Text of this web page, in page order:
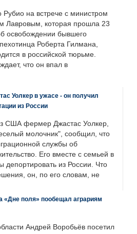
на встрече с министром
Лавровым, которая прошла 23
освобождении бывшего
Роберта Гилмана,
в российской тюрьме.
что он впал в
Уолкер в ужасе - он получил
из России
США фермер Джастас Уолкер,
молочник", сообщил, что
службы об
Его вместе с семьей в
из России. Что
он, по его словам, не
«Дне поля» пообещал аграриям
Андрей Воробьёв посетил